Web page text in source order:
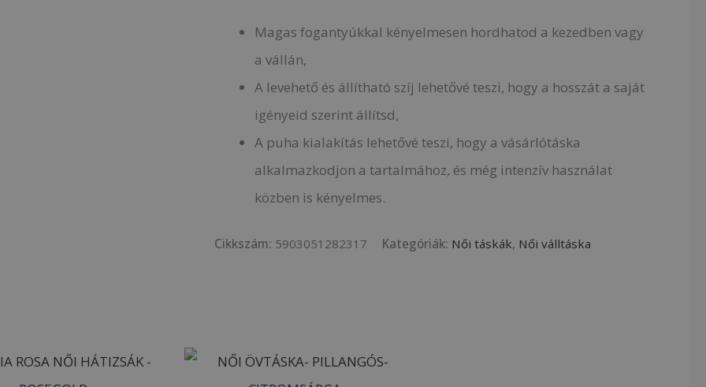
Magas fogantyúkkal kényelmesen hordhatod a kezedben vagy
a vállán,
A levehető és állítható szíj lehetővé teszi, hogy a hosszát a saját
igényeid szerint állítsd,
A puha kialakítás lehetővé teszi, hogy a vásárlótáska
alkalmazkodjon a tartalmához, és még intenzív használat
közben is kényelmes.
Cikkszám: 5903051282317 Kategóriák: Női táskák, Női válltáska